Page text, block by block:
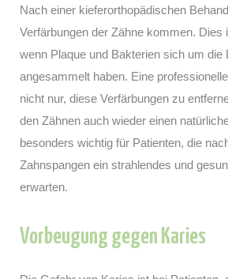
Nach einer kieferorthopädischen
Verfärbungen der Zähne kommen. Dies
wenn Plaque und Bakterien sich um die
angesammelt haben. Eine
nicht nur, diese Verfärbungen zu
den Zähnen auch wieder einen
besonders wichtig für Patienten, die
Zahnspangen ein strahlendes und
erwarten.
Vorbeugung gegen Karies